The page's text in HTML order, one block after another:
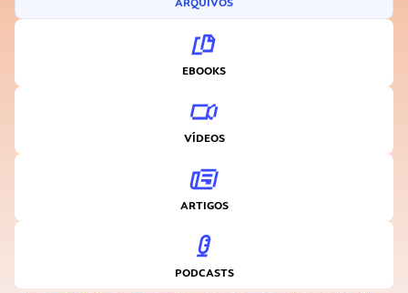
EBOOKS
VÍDEOS
ARTIGOS
PODCASTS